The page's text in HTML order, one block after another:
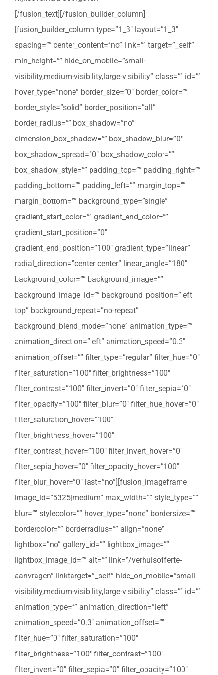
[/fusion_text][/fusion_builder_column]
[fusion_builder_column type=”1_3″ layout=”1_3″
spacing=”” center_content=”no” link=”” target=”_self”
min_height=”” hide_on_mobile=”small-
visibility,medium-visibility,large-visibility” class=”” id=””
hover_type=”none” border_size=”0″ border_color=””
border_style=”solid” border_position=”all”
border_radius=”” box_shadow=”no”
dimension_box_shadow=”” box_shadow_blur=”0″
box_shadow_spread=”0″ box_shadow_color=””
box_shadow_style=”” padding_top=”” padding_right=””
padding_bottom=”” padding_left=”” margin_top=””
margin_bottom=”” background_type=”single”
gradient_start_color=”” gradient_end_color=””
gradient_start_position=”0″
gradient_end_position=”100″ gradient_type=”linear”
radial_direction=”center center” linear_angle=”180″
background_color=”” background_image=””
background_image_id=”” background_position=”left
top” background_repeat=”no-repeat”
background_blend_mode=”none” animation_type=””
animation_direction=”left” animation_speed=”0.3″
animation_offset=”” filter_type=”regular” filter_hue=”0″
filter_saturation=”100″ filter_brightness=”100″
filter_contrast=”100″ filter_invert=”0″ filter_sepia=”0″
filter_opacity=”100″ filter_blur=”0″ filter_hue_hover=”0″
filter_saturation_hover=”100″
filter_brightness_hover=”100″
filter_contrast_hover=”100″ filter_invert_hover=”0″
filter_sepia_hover=”0″ filter_opacity_hover=”100″
filter_blur_hover=”0″ last=”no”][fusion_imageframe
image_id=”5325|medium” max_width=”” style_type=””
blur=”” stylecolor=”” hover_type=”none” bordersize=””
bordercolor=”” borderradius=”” align=”none”
lightbox=”no” gallery_id=”” lightbox_image=””
lightbox_image_id=”” alt=”” link=”/verhuisofferte-
aanvragen” linktarget=”_self” hide_on_mobile=”small-
visibility,medium-visibility,large-visibility” class=”” id=””
animation_type=”” animation_direction=”left”
animation_speed=”0.3″ animation_offset=””
filter_hue=”0″ filter_saturation=”100″
filter_brightness=”100″ filter_contrast=”100″
filter_invert=”0″ filter_sepia=”0″ filter_opacity=”100″